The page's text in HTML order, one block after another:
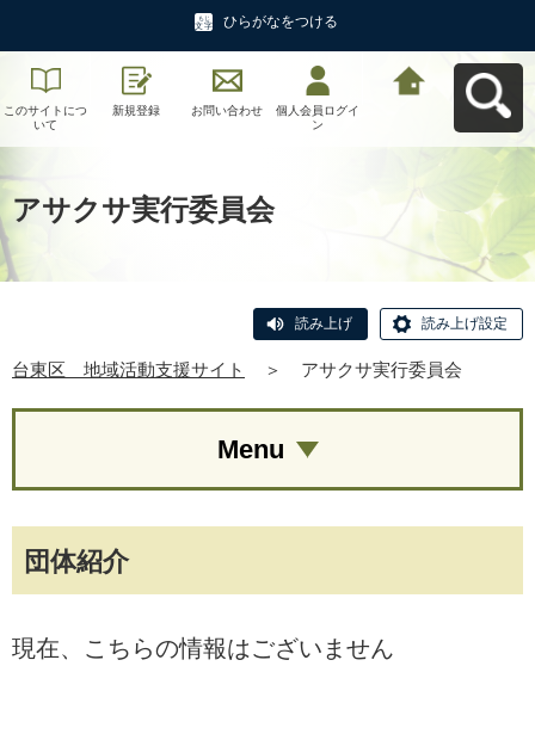
ひらがなをつける
このサイトにつ
いて
新規登録 お問い合わせ
個人会員ログイ
ン
アサクサ実行委員会
読み上げ 読み上げ設定
台東区 地域活動支援サイト ＞ アサクサ実行委員会
団体紹介
現在、こちらの情報はございません
Menu